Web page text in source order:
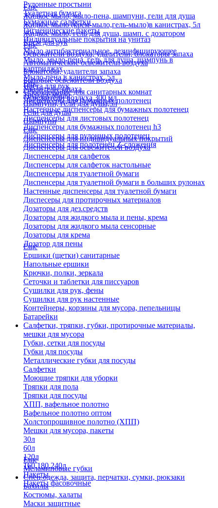
Рулонные простыни
Туалетная бумага
Бумажные салфетки
Гигиенические пакеты
Индивидуальные покрытия на унитаз
Еще
Жидкое мыло, мыло-пена, шампуни, гели для душа
Жидкое мыло (крем-мыло,гель-мыло)в канистрах, 5л
Жидкое мыло, гель для душа, шамп. с дозатором
Крем для рук
Мыло антибактериальное, дезинфицирующее
Мыло, мыло-пена, гель для душа, шампунь в
картриджах
Мыло-пена в канистрах, 5л
Паста для рук
Твердое мыло
Шампуни, гели для душа,5л
Гели для душа
Шампуни
Еще
Освежители воздуха, удалители, блокаторы запаха
Автоматические освежители воздуха
Блокаторы, удалители запаха
Бытовые освежители воздуха
Удалители запаха
Освежители воздуха 300 мл
Еще
Оборудование для санитарных комнат
Диспенсеры для бумажных полотенец
Настенные диспенсеры для бумажных полотенец
Диспенсеры для листовых полотенец
Диспенсеры для бумажных полотенец h3
Диспенсеры для рулонных полотенец
Диспенсеры для полотенец Z-сложения
Еще
Диспенсеры для индивидуальных покрытий
Диспенсеры для освежителей воздуха
Диспенсеры для салфеток
Диспенсеры для салфеток настольные
Диспенсеры для туалетной бумаги
Диспенсеры для туалетной бумаги в больших рулонах
Настенные диспенсеры для туалетной бумаги
Диспесеры для протирочных материалов
Дозаторы для дез.средств
Дозаторы для жидкого мыла и пены, крема
Дозаторы для жидкого мыла сенсорные
Дозаторы для крема
Дозатор для пены
Еще
Ершики (щетки) санитарные
Напольные ершики
Крючки, полки, зеркала
Сеточки и таблетки для писсуаров
Сушилки для рук, фены
Сушилки для рук настенные
Контейнеры, корзины для мусора, пепельницы
Батарейки
Салфетки, тряпки, губки, протирочные материалы,
мешки для мусора
Губки, сетки для посуды
Губки для посуды
Металлические губки для посуды
Салфетки
Моющие тряпки для уборки
Тряпки для пола
Тряпки для посуды
ХПП, вафельное полотно
Вафельное полотно оптом
Холстопрошивное полотно (ХПП)
Мешки для мусора, пакеты
30л
60л
120л
160,180,240л
Пакеты
Пакеты фасовочные
Еще
Меламиновые губки
Спец.одежда, защита, перчатки, сумки, рюкзаки
Бахилы
Костюмы, халаты
Маски защитные